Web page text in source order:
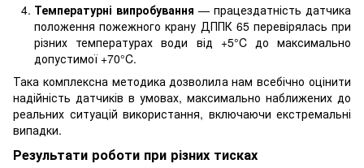
Температурні випробування — працездатність датчика
положення пожежного крану ДППК 65 перевірялась при
різних температурах води від +5°C до максимально
допустимої +70°C.
Така комплексна методика дозволила нам всебічно оцінити
надійність датчиків в умовах, максимально наближених до
реальних ситуацій використання, включаючи екстремальні
випадки.
Результати роботи при різних тисках